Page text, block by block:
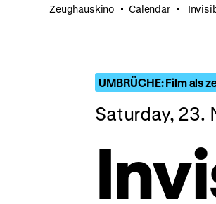
Zeughauskino Calendar
UMBRÜCHE: Film als
Saturday, 23.